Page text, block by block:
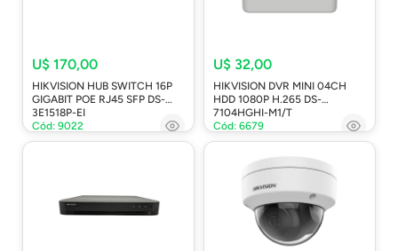
U$ 170,00
HIKVISION HUB SWITCH 16P
GIGABIT POE RJ45 SFP DS-
3E1518P-EI
Cód: 9022
U$ 32,00
HIKVISION DVR MINI 04CH
HDD 1080P H.265 DS-
7104HGHI-M1/T
Cód: 6679